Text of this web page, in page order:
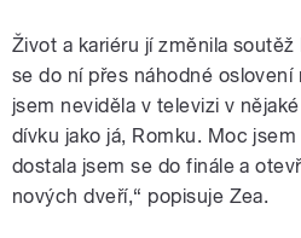
Život a kariéru jí změnila
se do ní přes náhodné oslovení
jsem neviděla v televizi v
dívku jako já, Romku. Moc
dostala jsem se do finále a
nových dveří,“ popisuje Zea.